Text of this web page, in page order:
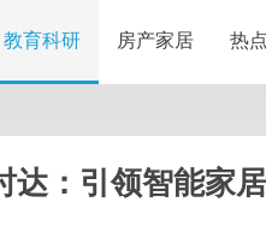
教育科研 房产家居 热
达：引领智能家